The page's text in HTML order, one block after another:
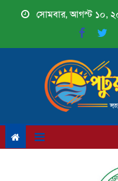
সোমবার, আগস্ট ১০,